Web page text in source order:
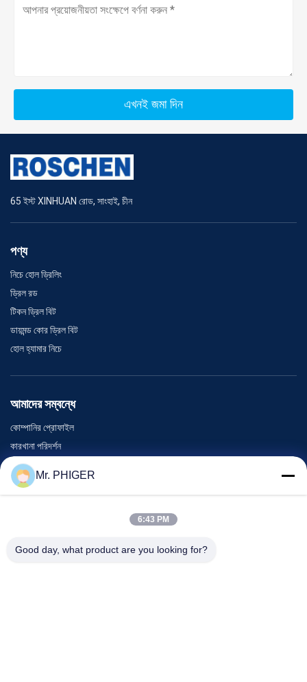
এখনই জমা দিন
65 ইস্ট XINHUAN রোড, সাংহাই, চীন
পণ্য
নিচে হোল ড্রিলিং
ড্রিল রড
টিকন ড্রিল বিট
ডায়মন্ড কোর ড্রিল বিট
হোল হ্যামার নিচে
আমাদের সম্বন্ধে
কোম্পানির প্রোফাইল
কারখানা পরিদর্শন
গুণমান নিয়ন্ত্রণ
সাইট ম্যাপ
ঘটনা
Mr. PHIGER
6:43 PM
Good day, what product are you looking for?